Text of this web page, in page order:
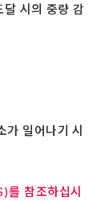
시의 중량 감
일어나기 시
참조하십시